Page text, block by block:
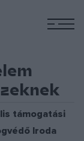
támogatási
Iroda